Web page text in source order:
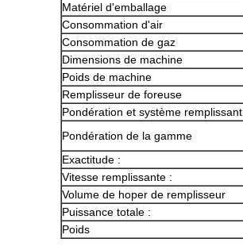
Matériel d'emballage
Consommation d'air
Consommation de gaz
Dimensions de machine
Poids de machine
Remplisseur de foreuse
Pondération et système remplissant
Pondération de la gamme
Exactitude :
Vitesse remplissante :
Volume de hoper de remplisseur
Puissance totale :
Poids